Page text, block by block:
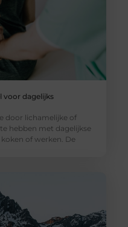
voor dagelijks
door lichamelijke of
hebben met dagelijkse
of werken. De